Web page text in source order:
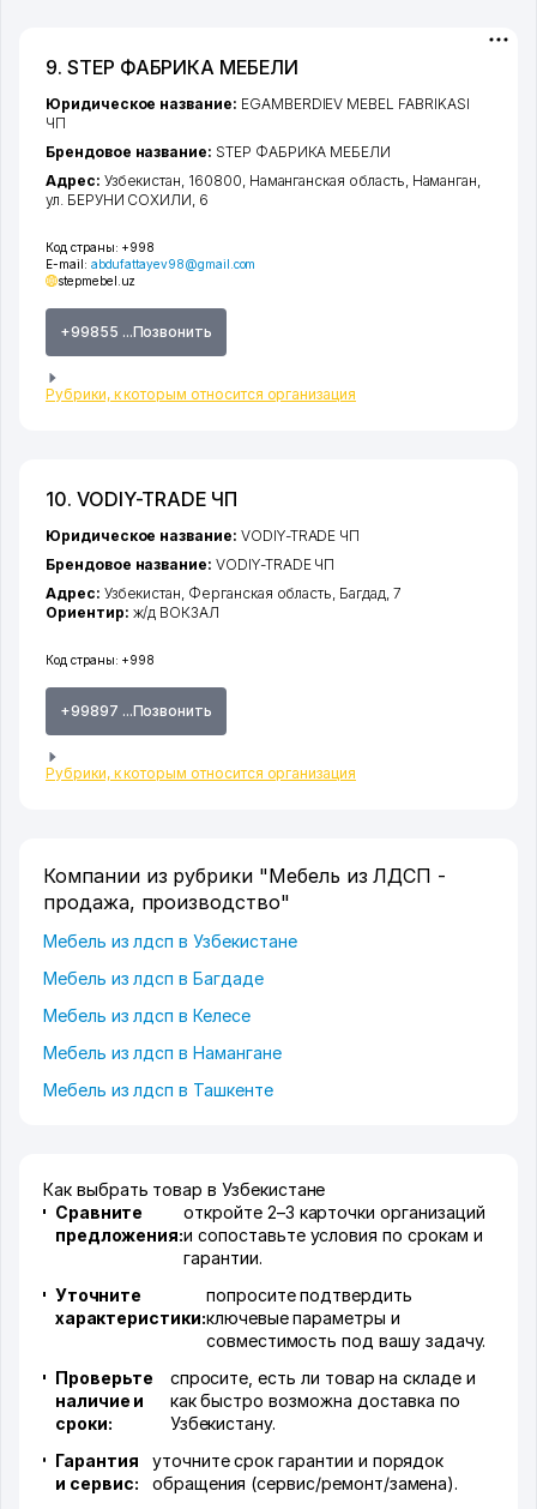
9. STEP ФАБРИКА МЕБЕЛИ
Код страны: +998
E-mail: abdufattayev98@gmail.com
stepmebel.uz
+99855 ...Позвонить
Рубрики, к которым относится организация
Юридическое название: EGAMBERDIEV MEBEL FABRIKASI
ЧП
Брендовое название: STEP ФАБРИКА МЕБЕЛИ
Адрес: Узбекистан, 160800, Наманганская область Наманган
ул. БЕРУНИ СОХИЛИ , 6
10. VODIY-TRADE ЧП
Код страны: +998
+99897 ...Позвонить
Рубрики, к которым относится организация
Юридическое название: VODIY-TRADE ЧП
Брендовое название: VODIY-TRADE ЧП
Адрес: Узбекистан, Ферганская область Багдад , 7
Ориентир: ж/д ВОКЗАЛ
Компании из рубрики "Мебель из ЛДСП -
продажа, производство"
Мебель из лдсп в Узбекистане
Мебель из лдсп в Багдаде
Мебель из лдсп в Келесе
Мебель из лдсп в Намангане
Мебель из лдсп в Ташкенте
Как выбрать товар в Узбекистане
Сравните
предложения:
откройте 2–3 карточки организаций
и сопоставьте условия по срокам и
гарантии.
Уточните
характеристики:
попросите подтвердить
ключевые параметры и
совместимость под вашу задачу.
Проверьте
наличие и
сроки:
спросите, есть ли товар на складе и
как быстро возможна доставка по
Узбекистану.
Гарантия
и сервис:
уточните срок гарантии и порядок
обращения (сервис/ремонт/замена).